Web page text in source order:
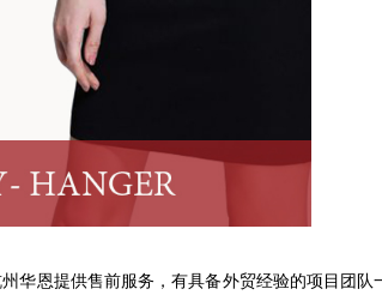
华恩提供售前服务，有具备外贸经验的项目团队